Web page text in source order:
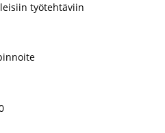
työtehtäviin